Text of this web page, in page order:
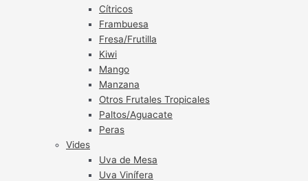
Cítricos
Frambuesa
Fresa/Frutilla
Kiwi
Mango
Manzana
Otros Frutales Tropicales
Paltos/Aguacate
Peras
Vides
Uva de Mesa
Uva Vinífera